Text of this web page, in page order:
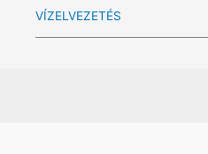
VÍZELVEZETÉS